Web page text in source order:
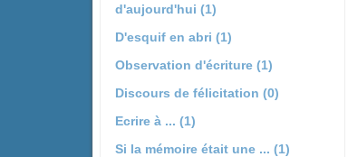
d'aujourd'hui (1)
D'esquif en abri (1)
Observation d'écriture (1)
Discours de félicitation (0)
Ecrire à ... (1)
Si la mémoire était une ... (1)